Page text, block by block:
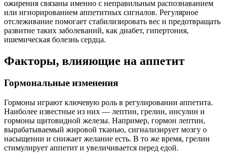
ожирения связаны именно с неправильным распознаванием
или игнорированием аппетитных сигналов. Регулярное
отслеживание помогает стабилизировать вес и предотвращать
развитие таких заболеваний, как диабет, гипертония,
ишемическая болезнь сердца.
Факторы, влияющие на аппетит
Гормональные изменения
Гормоны играют ключевую роль в регулировании аппетита.
Наиболее известные из них — лептин, грелин, инсулин и
гормоны щитовидной железы. Например, гормон лептин,
вырабатываемый жировой тканью, сигнализирует мозгу о
насыщении и снижает желание есть. В то же время, грелин
стимулирует аппетит и увеличивается перед едой.